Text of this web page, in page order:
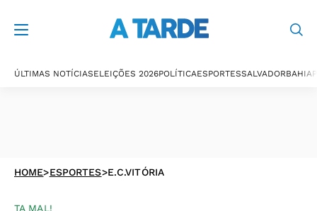
ÚLTIMAS NOTÍCIASELEIÇÕES 2026POLÍTICAESPORTESSALVADORBAHIA
HOME>ESPORTES>E.C.VITÓRIA
TA MAL!